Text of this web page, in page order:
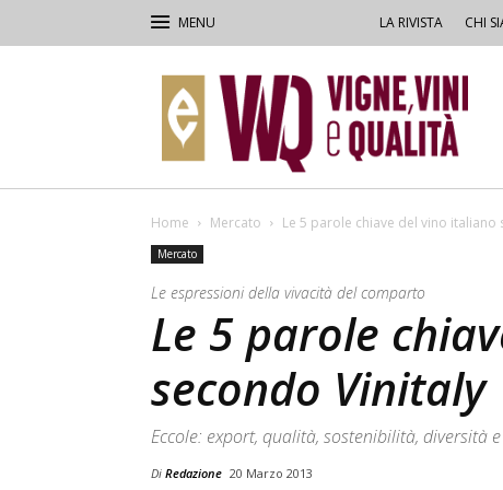
LA RIVISTA CHI
–
Vigne,
Vini
&
Home Mercato Le 5 parole chiave del vino italiano
Mercato
Le espressioni della vivacità del comparto
Le 5 parole
secondo Vinitaly
Eccole: export, qualità, sostenibilità, diversità
Di Redazione 20 Marzo 2013